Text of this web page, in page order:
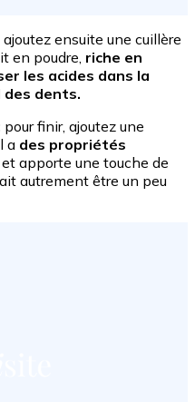
ajoutez ensuite une cuillère
en poudre, riche en
les acides dans la
des dents.
pour finir, ajoutez une
a des propriétés
et apporte une touche de
autrement être un peu